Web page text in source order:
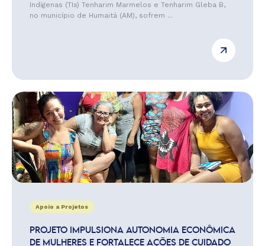
Indígenas (TIs) Tenharim Marmelos e Tenharim Gleba B,
no município de Humaitá (AM), sofrem ...
Apoio a Projetos
PROJETO IMPULSIONA AUTONOMIA ECONÔMICA
DE MULHERES E FORTALECE AÇÕES DE CUIDADO